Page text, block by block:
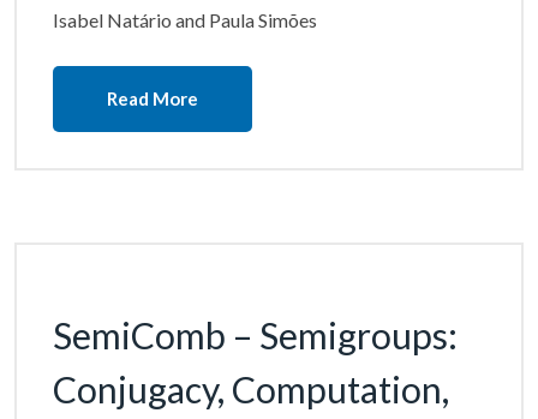
Isabel Natário and Paula Simões
Read More
SemiComb – Semigroups:
Conjugacy, Computation,